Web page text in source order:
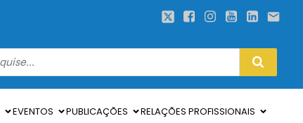
EVENTOS PUBLICAÇÕES RELAÇÕES PROFISSIONAIS